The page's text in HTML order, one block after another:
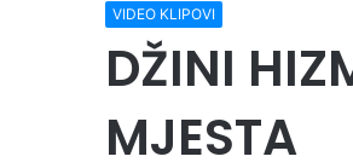
VIDEO KLIPOVI
DŽINI
MJESTA